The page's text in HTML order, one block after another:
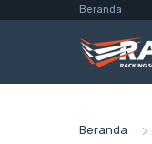
Beranda
Beranda